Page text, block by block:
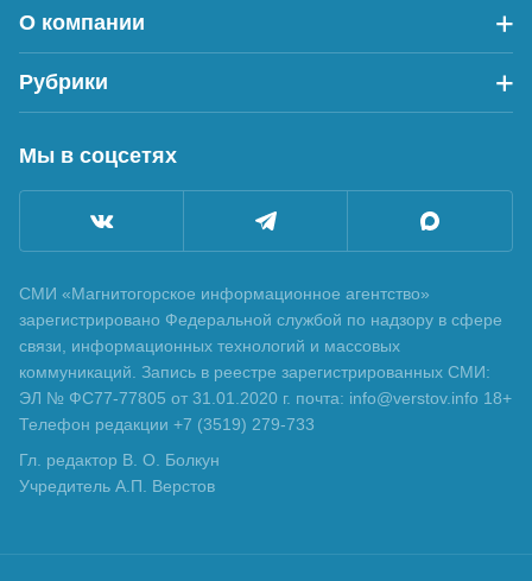
О компании
Рубрики
Мы в соцсетях
СМИ «Магнитогорское информационное агентство»
зарегистрировано Федеральной службой по надзору в сфере
связи, информационных технологий и массовых
коммуникаций. Запись в реестре зарегистрированных СМИ:
ЭЛ № ФС77-77805 от 31.01.2020 г. почта: info@verstov.info 18+
Телефон редакции +7 (3519) 279-733
Гл. редактор В. О. Болкун
Учредитель А.П. Верстов